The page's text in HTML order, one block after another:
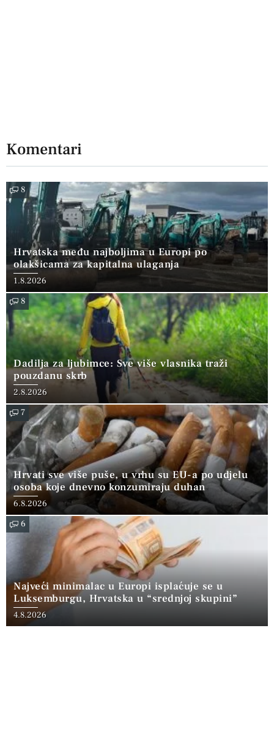
Komentari
8
Hrvatska među najboljima u Europi po
olakšicama za kapitalna ulaganja
1.8.2026
8
Dadilja za ljubimce: Sve više vlasnika traži
pouzdanu skrb
2.8.2026
7
Hrvati sve više puše, u vrhu su EU-a po udjelu
osoba koje dnevno konzumiraju duhan
6.8.2026
6
Najveći minimalac u Europi isplaćuje se u
Luksemburgu, Hrvatska u “srednjoj skupini”
4.8.2026